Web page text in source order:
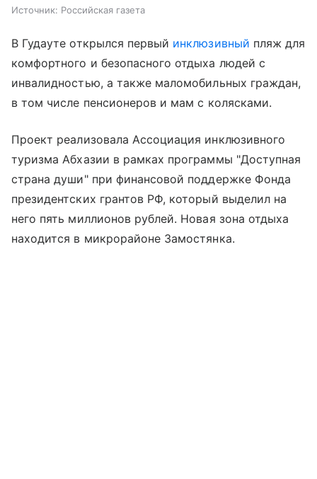
Источник: Российская газета
В Гудауте открылся первый инклюзивный пляж для
комфортного и безопасного отдыха людей с
инвалидностью, а также маломобильных граждан,
в том числе пенсионеров и мам с колясками.
Проект реализовала Ассоциация инклюзивного
туризма Абхазии в рамках программы "Доступная
страна души" при финансовой поддержке Фонда
президентских грантов РФ, который выделил на
него пять миллионов рублей. Новая зона отдыха
находится в микрорайоне Замостянка.